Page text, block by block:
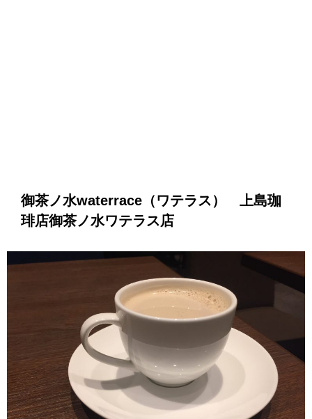
御茶ノ水waterrace（ワテラス） 上島珈
琲店御茶ノ水ワテラス店